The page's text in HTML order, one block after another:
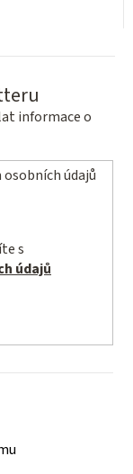
informace o
údajů
údajů